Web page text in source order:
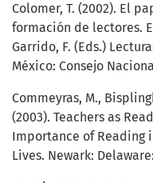
Colomer, T. (2002). El
formación de lectores.
Garrido, F. (Eds.)
México: Consejo
Commeyras, M.,
(2003). Teachers as
Importance of Reading
Lives. Newark: